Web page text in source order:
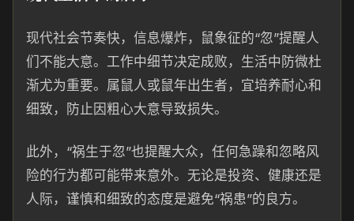
现代社会节奏快，信息爆炸，鼠象征的“忽”提醒人
们不能大意。工作中细节决定成败，生活中防微杜
渐尤为重要。属鼠人或鼠年出生者，宜培养耐心和
细致，防止因粗心大意导致损失。
此外，“祸生于忽”也提醒大众，任何急躁和忽略风
险的行为都可能带来意外。无论是投资、健康还是
人际，谨慎和细致的态度是避免“祸患”的良方。